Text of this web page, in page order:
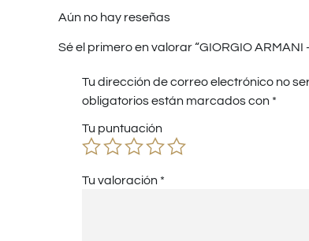
Aún no hay reseñas
Sé el primero en valorar “GIORGIO
Tu dirección de correo electrónico no
obligatorios están marcados con *
Tu puntuación
Tu valoración *